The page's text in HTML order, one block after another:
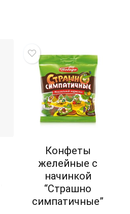
Конфеты
желейные с
начинкой
“Страшно
симпатичные”